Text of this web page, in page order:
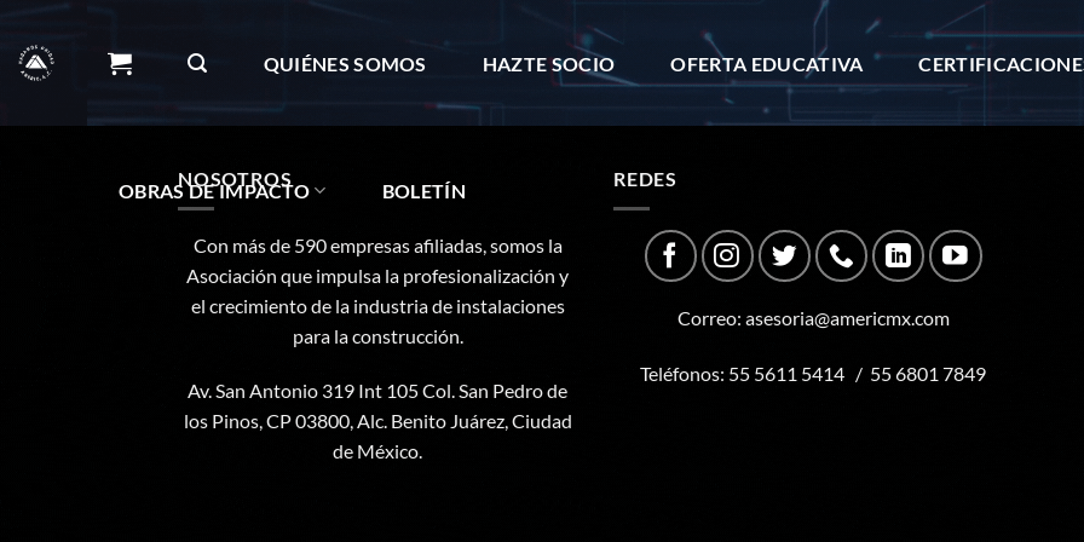
content
QUIÉNES SOMOS HAZTE SOCIO OFERTA EDUCATIVA
OBRAS DE IMPACTO BOLETÍN
NOSOTROS
Con más de 590 empresas afiliadas, somos la
Asociación que impulsa la profesionalización y
el crecimiento de la industria de instalaciones
para la construcción.
Av. San Antonio 319 Int 105 Col. San Pedro de
los Pinos, CP 03800, Alc. Benito Juárez, Ciudad
de México.
REDES
Correo: asesoria@americmx.com
Teléfonos: 55 5611 5414 / 55 6801 7849